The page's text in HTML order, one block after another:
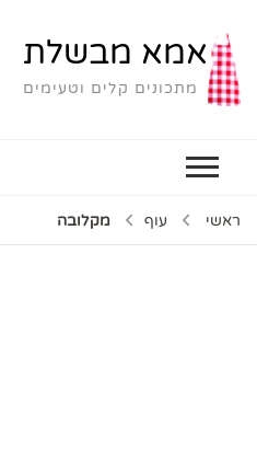
אמא מבשלת
מתכונים קלים וטעימים
ראשי עוף מקלובה